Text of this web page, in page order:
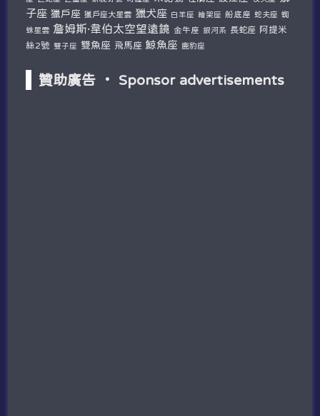
子座 獵戶座 獵戶座大星雲 獵犬座 白羊座 繪架座 船底座 蛇夫座 蜘
蛛星雲 詹姆斯·韋伯太空望遠鏡 金牛座 銀河系 長蛇座 阿提米
絲2號
雙子座 雙魚座 飛馬座 鯨魚座 鹿豹座
贊助廣告 ‧ Sponsor advertisements